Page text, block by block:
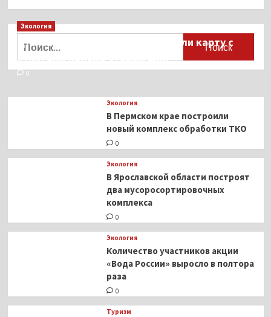
Экология
Для автомобилистов разработали карту с
пунктами приёма старых шин
0
Экология
В Пермском крае построили
новый комплекс обработки ТКО
0
Экология
В Ярославской области построят
два мусоросортировочных
комплекса
0
Экология
Количество участников акции
«Вода России» выросло в полтора
раза
0
Туризм